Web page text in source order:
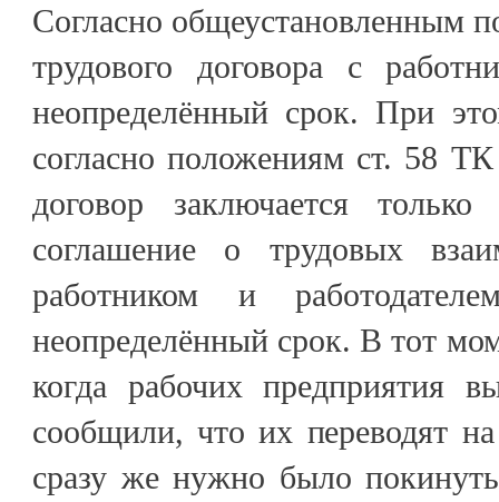
Согласно общеустановленным
трудового договора с
неопределённый срок. При
согласно положениям ст. 58
договор заключается
соглашение о трудовых
работником и
неопределённый срок. В тот
когда рабочих предприятия
сообщили, что их переводят
сразу же нужно было